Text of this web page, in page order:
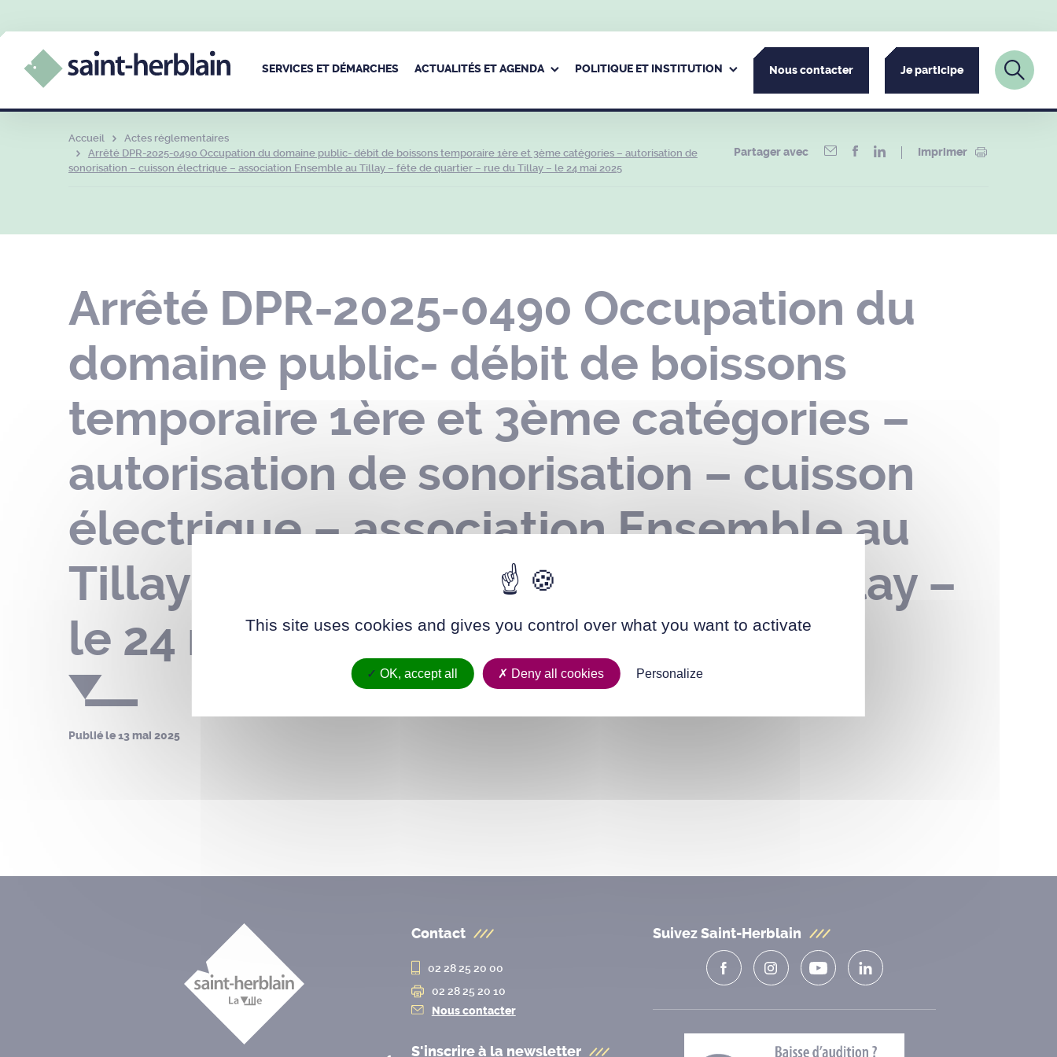
SERVICES ET DÉMARCHES ACTUALITÉS ET AGENDA POLITIQUE ET INSTITUTION Nous contacter Je participe
Accueil
Actes réglementaires
Arrêté DPR-2025-0490 Occupation du domaine public- débit de boissons temporaire 1ère et 3ème catégories – autorisation de
sonorisation – cuisson électrique – association Ensemble au Tillay – fête de quartier – rue du Tillay – le 24 mai 2025
Partager avec Imprimer
Arrêté DPR-2025-0490 Occupation du
domaine public- débit de boissons
temporaire 1ère et 3ème catégories –
autorisation de sonorisation – cuisson
électrique – association Ensemble au
Tillay – fête de quartier – rue du Tillay –
le 24 mai 2025
Publié le13 mai 2025
Contact
02 28 25 20 00
02 28 25 20 10
Nous contacter
S'inscrire à la newsletter
Suivez Saint-Herblain
This site uses cookies and gives you control over what you want to activate
OK, accept all Deny all cookies Personalize